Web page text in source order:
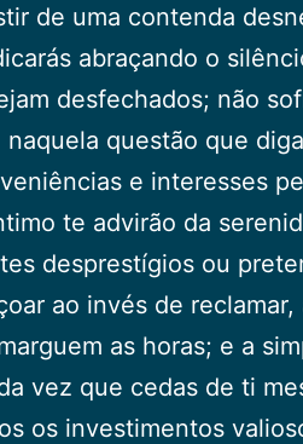
de uma contenda
abraçando o
desfechados; não
naquela questão que
e interesses
te advirão da
desprestígios ou
ao invés de
as horas; e a
vez que cedas de ti
os investimentos